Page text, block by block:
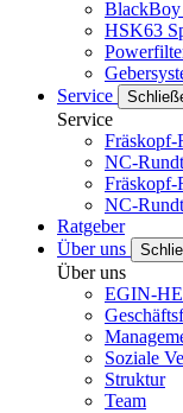
HSK63
Service
Service
Fräskopf-
NC-
Fräskopf-
NC-
Ratgeber
Über uns
Über uns
EGIN-
Soziale
Struktur
Team